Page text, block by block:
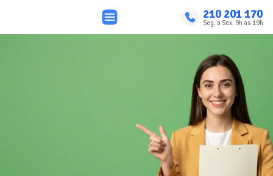
210 201 170
Seg. a Sex. 9h as 19h